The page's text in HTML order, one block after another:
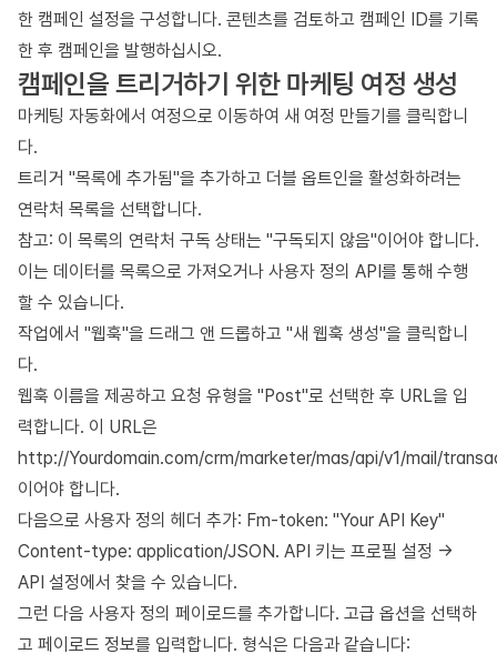
한 캠페인 설정을 구성합니다. 콘텐츠를 검토하고 캠페인 ID를 기록
한 후 캠페인을 발행하십시오.
캠페인을 트리거하기 위한 마케팅 여정 생성
마케팅 자동화에서 여정으로 이동하여 새 여정 만들기를 클릭합니
다.
트리거 "목록에 추가됨"을 추가하고 더블 옵트인을 활성화하려는
연락처 목록을 선택합니다.
참고: 이 목록의 연락처 구독 상태는 "구독되지 않음"이어야 합니다.
이는 데이터를 목록으로 가져오거나 사용자 정의 API를 통해 수행
할 수 있습니다.
작업에서 "웹훅"을 드래그 앤 드롭하고 "새 웹훅 생성"을 클릭합니
다.
웹훅 이름을 제공하고 요청 유형을 "Post"로 선택한 후 URL을 입
력합니다. 이 URL은
http://Yourdomain.com/crm/marketer/mas/api/v1/mail/
이어야 합니다.
다음으로 사용자 정의 헤더 추가: Fm-token: "Your API Key"
Content-type: application/JSON. API 키는 프로필 설정 ->
API 설정에서 찾을 수 있습니다.
그런 다음 사용자 정의 페이로드를 추가합니다. 고급 옵션을 선택하
고 페이로드 정보를 입력합니다. 형식은 다음과 같습니다: